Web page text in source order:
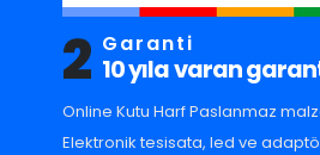
2 Garanti
10 yıla varan
Online Kutu Harf Paslanmaz
Elektronik tesisata, led ve